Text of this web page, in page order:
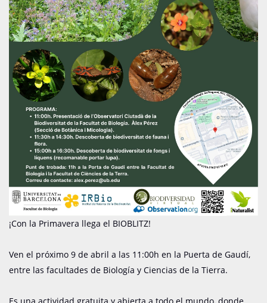
¡Con la Primavera llega el BIOBLITZ!
Ven el próximo 9 de abril a las 11:00h en la Puerta de Gaudí,
entre las facultades de Biología y Ciencias de la Tierra.